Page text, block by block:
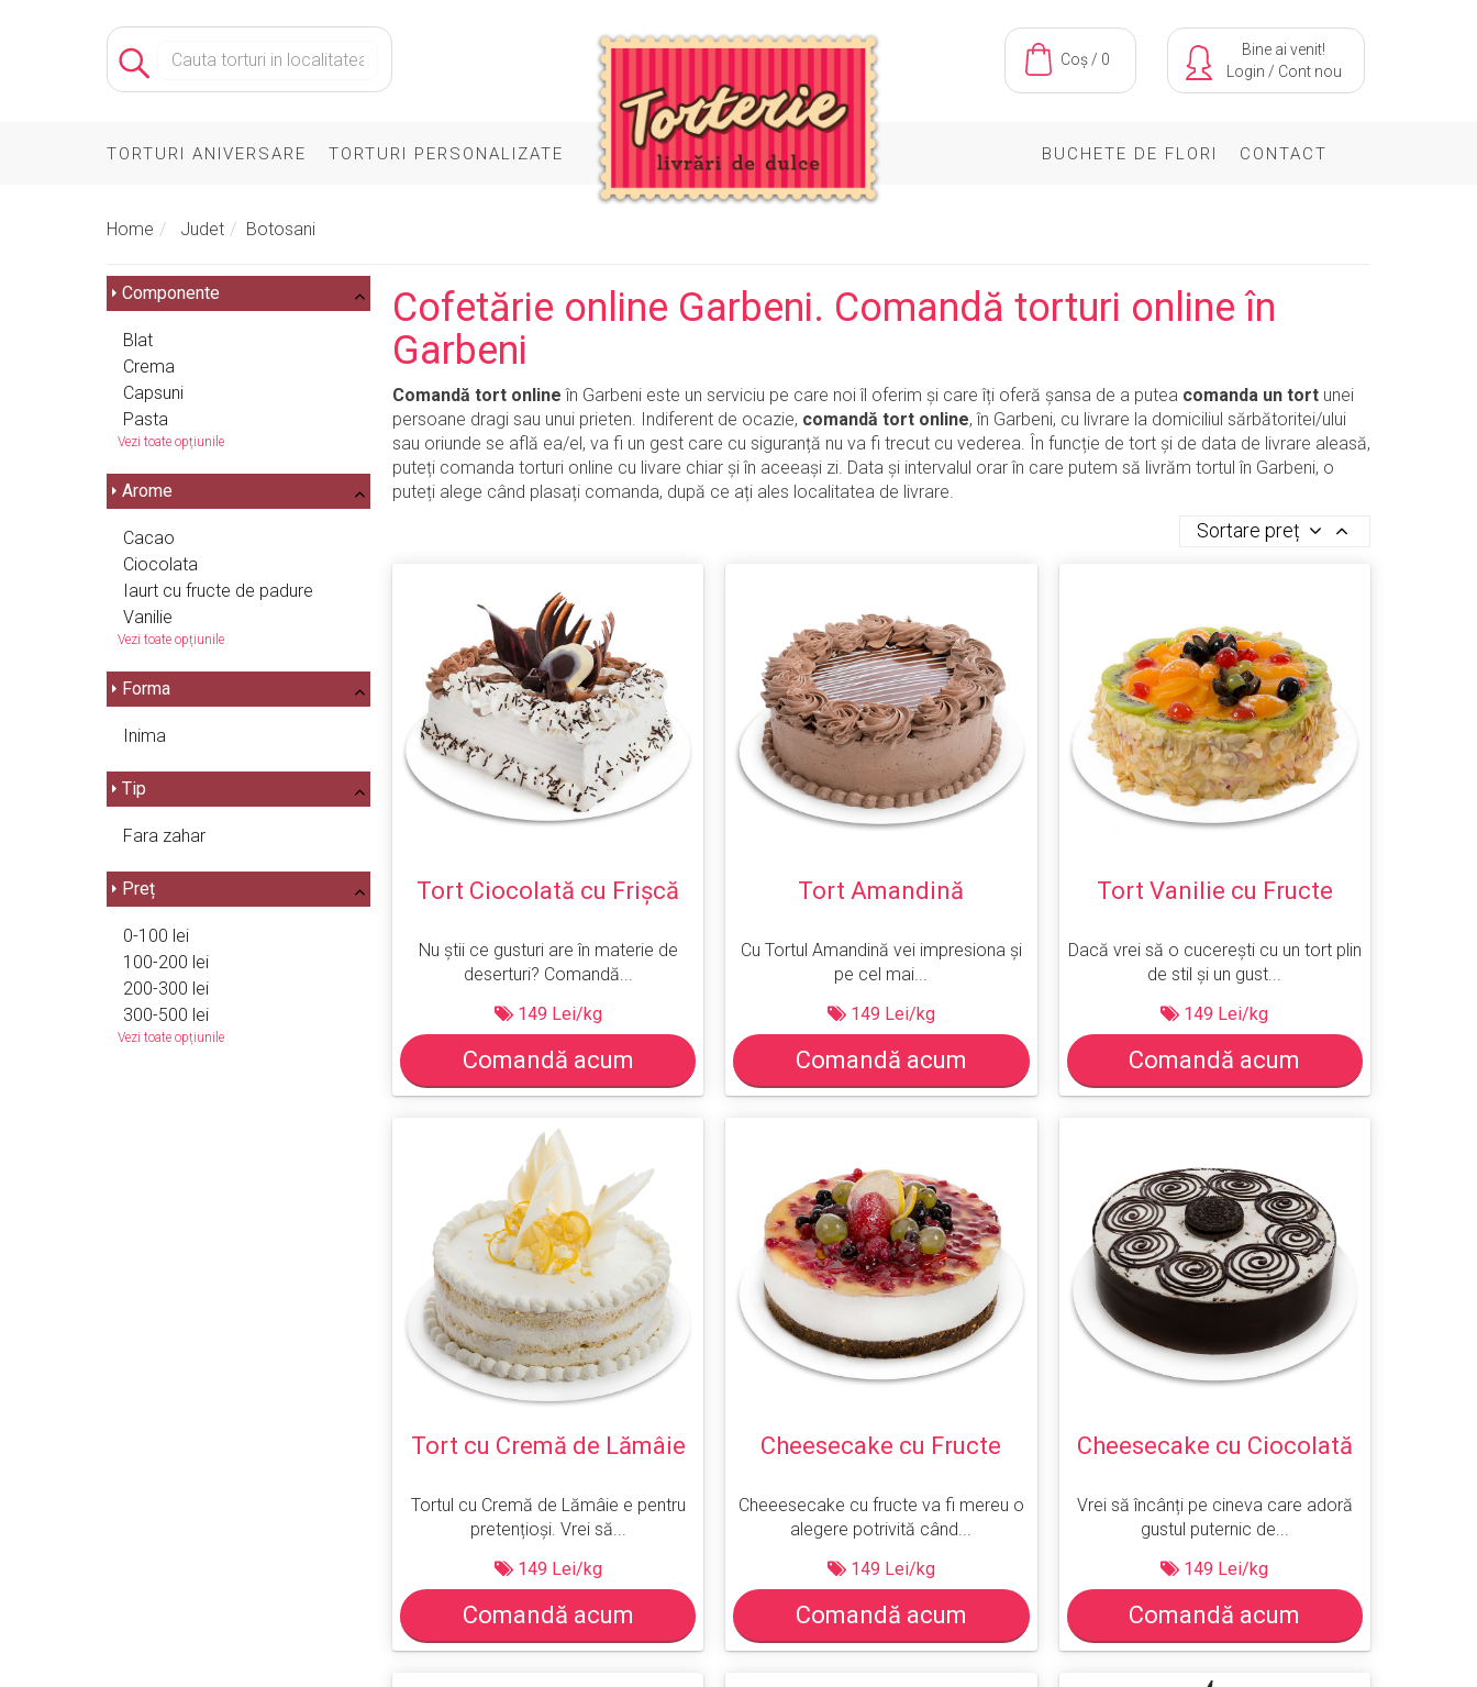
TORTURI ANIVERSARE TORTURI PERSONALIZATE BUCHETE DE FLORI CONTACT
Coș / 0
Bine ai venit!
Login / Cont nou
Home Judet Botosani
Componente
Blat
Crema
Capsuni
Pasta
Vezi toate opțiunile
Arome
Cacao
Ciocolata
Iaurt cu fructe de padure
Vanilie
Vezi toate opțiunile
Forma
Inima
Tip
Fara zahar
Preț
0-100 lei
100-200 lei
200-300 lei
300-500 lei
Vezi toate opțiunile
Cofetărie online Garbeni. Comandă torturi online în
Garbeni
Comandă tort online în Garbeni este un serviciu pe care noi îl oferim și care îți oferă șansa de a putea comanda un tort unei
persoane dragi sau unui prieten. Indiferent de ocazie, comandă tort online, în Garbeni, cu livrare la domiciliul sărbătoritei/ului
sau oriunde se află ea/el, va fi un gest care cu siguranță nu va fi trecut cu vederea. În funcție de tort și de data de livrare aleasă,
puteți comanda torturi online cu livare chiar și în aceeași zi. Data și intervalul orar în care putem să livrăm tortul în Garbeni, o
puteți alege când plasați comanda, după ce ați ales localitatea de livrare.
Sortare preț
Tort Ciocolată cu Frișcă
Nu știi ce gusturi are în materie de
deserturi? Comandă...
149 Lei/kg
Comandă acum
Tort Amandină
Cu Tortul Amandină vei impresiona și
pe cel mai...
149 Lei/kg
Comandă acum
Tort Vanilie cu Fructe
Dacă vrei să o cucerești cu un tort plin
de stil și un gust...
149 Lei/kg
Comandă acum
Tort cu Cremă de Lămâie
Tortul cu Cremă de Lămâie e pentru
pretențioși. Vrei să...
149 Lei/kg
Comandă acum
Cheesecake cu Fructe
Cheeesecake cu fructe va fi mereu o
alegere potrivită când...
149 Lei/kg
Comandă acum
Cheesecake cu Ciocolată
Vrei să încânți pe cineva care adoră
gustul puternic de...
149 Lei/kg
Comandă acum